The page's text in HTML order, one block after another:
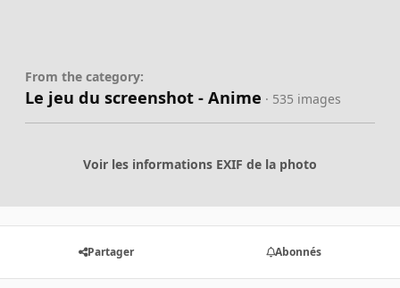
From the category:
Le jeu du screenshot - Anime · 535 images
Voir les informations EXIF de la photo
Partager Abonnés